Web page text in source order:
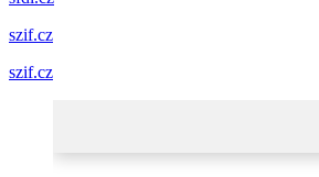
szif.cz
szif.cz